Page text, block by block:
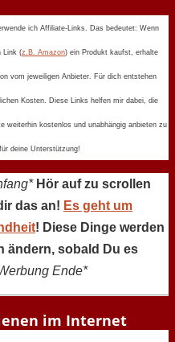
ich Affiliate-Links. Das bedeutet: Wenn
Link (z.B. Amazon) ein Produkt kaufst, erhalte
vom jeweiligen Anbieter. Für dich entstehen
Kosten. Diese Links helfen mir dabei, die
weiterhin kostenlos und unabhängig anbieten zu
deine Unterstützung!
Hör auf zu scrollen
das an! Es geht um
! Diese Dinge werden
ändern, sobald Du es
Ende*
im Internet